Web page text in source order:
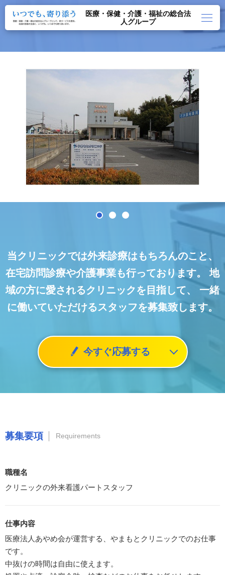
医療・保健・介護・福祉の総合法
人グループ
当クリニックでは外来診療はもちろんのこと、
在宅訪問診療や介護事業も行っております。
地
域の方に愛されるクリニックを目指して、
一緒
に働いていただけるスタッフを募集致します。
今すぐ応募する
募集要項 Requirements
職種名
クリニックの外来看護パートスタッフ
仕事内容
医療法人あやめ会が運営する、やまもとクリニックでのお仕事
です。
中抜けの時間は自由に使えます。